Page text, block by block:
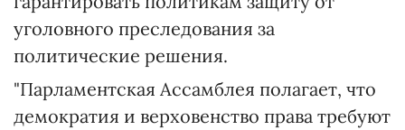
уголовного преследования за
политические решения.
"Парламентская Ассамблея полагает, что
демократия и верховенство права требуют